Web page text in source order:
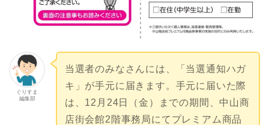
ぐりすま
編集部
当選者のみなさんには、「当選通知ハガ
キ」が手元に届きます。手元に届いた際
は、12月24日（金）までの期間、中山商
店街会館2階事務局にてプレミアム商品